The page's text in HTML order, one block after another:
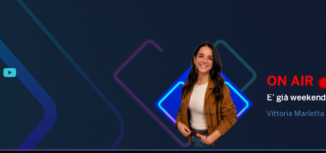
ON AIR
E’ già weekend
Vittoria Marletta